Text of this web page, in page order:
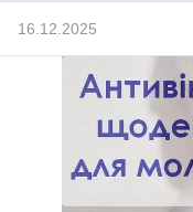
16.12.2025